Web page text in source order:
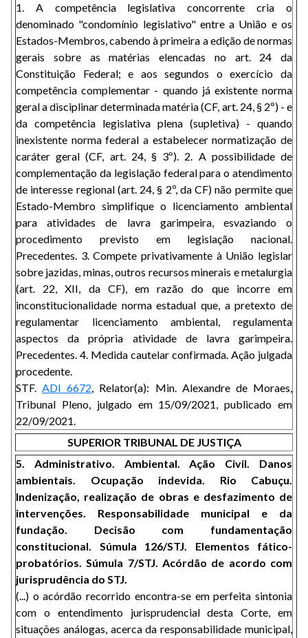
1. A competência legislativa concorrente cria o
denominado "condomínio legislativo" entre a União e os
Estados-Membros, cabendo à primeira a edição de normas
gerais sobre as matérias elencadas no art. 24 da
Constituição Federal; e aos segundos o exercício da
competência complementar - quando já existente norma
geral a disciplinar determinada matéria (CF, art. 24, § 2º) - e
da competência legislativa plena (supletiva) - quando
inexistente norma federal a estabelecer normatização de
caráter geral (CF, art. 24, § 3º). 2. A possibilidade de
complementação da legislação federal para o atendimento
de interesse regional (art. 24, § 2º, da CF) não permite que
Estado-Membro simplifique o licenciamento ambiental
para atividades de lavra garimpeira, esvaziando o
procedimento previsto em legislação nacional.
Precedentes. 3. Compete privativamente à União legislar
sobre jazidas, minas, outros recursos minerais e metalurgia
(art. 22, XII, da CF), em razão do que incorre em
inconstitucionalidade norma estadual que, a pretexto de
regulamentar licenciamento ambiental, regulamenta
aspectos da própria atividade de lavra garimpeira.
Precedentes. 4. Medida cautelar confirmada. Ação julgada
procedente.
STF.ADI 6672, Relator(a): Min. Alexandre de Moraes,
Tribunal Pleno, julgado em 15/09/2021, publicado em
22/09/2021.
SUPERIOR TRIBUNAL DE JUSTIÇA
5. Administrativo. Ambiental. Ação Civil. Danos
ambientais. Ocupação indevida. Rio Cabuçu.
Indenização, realização de obras e desfazimento de
intervenções. Responsabilidade municipal e da
fundação. Decisão com fundamentação
constitucional. Súmula 126/STJ. Elementos fático-
probatórios. Súmula 7/STJ. Acórdão de acordo com
jurisprudência do STJ.
(...) o acórdão recorrido encontra-se em perfeita sintonia
com o entendimento jurisprudencial desta Corte, em
situações análogas, acerca da responsabilidade municipal,